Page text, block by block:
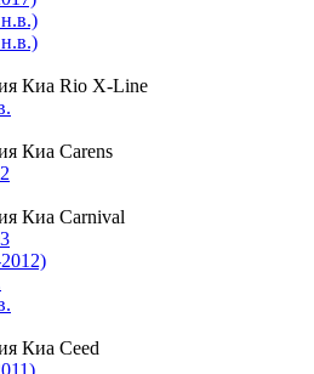
Киа Rio X-Line
Киа Carens
Киа Carnival
Киа Ceed